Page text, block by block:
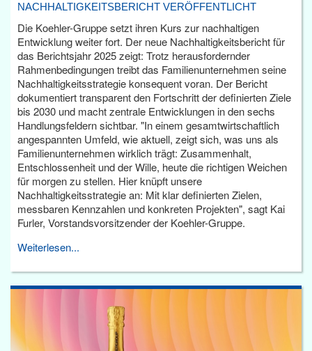
NACHHALTIGKEITSBERICHT VERÖFFENTLICHT
Die Koehler-Gruppe setzt ihren Kurs zur nachhaltigen
Entwicklung weiter fort. Der neue Nachhaltigkeitsbericht für
das Berichtsjahr 2025 zeigt: Trotz herausfordernder
Rahmenbedingungen treibt das Familienunternehmen seine
Nachhaltigkeitsstrategie konsequent voran. Der Bericht
dokumentiert transparent den Fortschritt der definierten Ziele
bis 2030 und macht zentrale Entwicklungen in den sechs
Handlungsfeldern sichtbar. "In einem gesamtwirtschaftlich
angespannten Umfeld, wie aktuell, zeigt sich, was uns als
Familienunternehmen wirklich trägt: Zusammenhalt,
Entschlossenheit und der Wille, heute die richtigen Weichen
für morgen zu stellen. Hier knüpft unsere
Nachhaltigkeitsstrategie an: Mit klar definierten Zielen,
messbaren Kennzahlen und konkreten Projekten", sagt Kai
Furler, Vorstandsvorsitzender der Koehler-Gruppe.
Weiterlesen...